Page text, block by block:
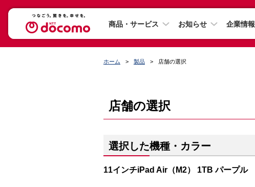
商品・サービス お知らせ 企業情報
ホーム 製品 店舗の選択
店舗の選択
選択した機種・カラー
11インチiPad Air（M2） 1TB パープル